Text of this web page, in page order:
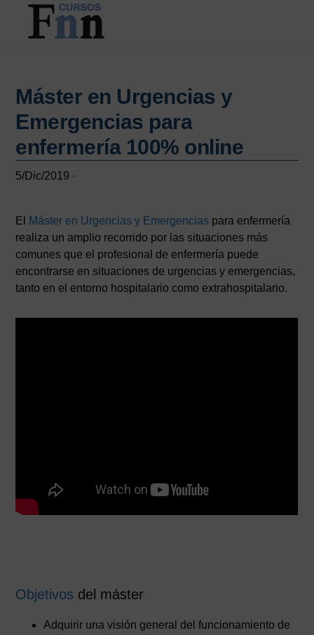
Saltar
contenido
Saltar
principal
cursos
online
Máster en Urgencias y
Emergencias para
enfermería 100% online
5/Dic/2019 ·
El Máster en Urgencias y Emergencias para enfermería
realiza un amplio recorrido por las situaciones más
comunes que el profesional de enfermería puede
encontrarse en situaciones de urgencias y emergencias,
tanto en el entorno hospitalario como extrahospitalario.
Objetivos del máster
Adquirir una visión general del funcionamiento de